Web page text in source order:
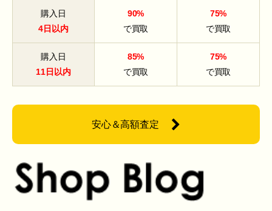
購入日
4日以内
90%
で買取
75%
で買取
購入日
11日以内
85%
で買取
75%
で買取
安心＆高額査定